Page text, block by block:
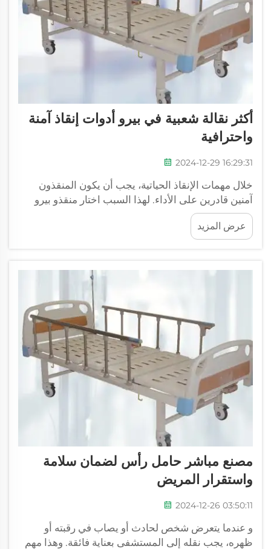
أكثر نقالة شعبية في بيرو أدوات إنقاذ آمنة
واحترافية
2024-12-29 16:29:31
خلال مهمات الإنقاذ الحياتية، يجب أن يكون المنقذون
آمنين قادرين على الأداء. لهذا السبب اختار منقذو بيرو
وهو جهاز مصمم خصيصًا لمواجهة الظروف الصعبة...
عرض المزيد
مصنع مباشر حامل رأس لضمان سلامة
واستقرار المريض
2024-12-26 03:50:11
و عندما يتعرض شخص لحادث أو يصاب في رقبته أو
ظهره، يجب نقله إلى المستشفى بعناية فائقة. وهذا مهم